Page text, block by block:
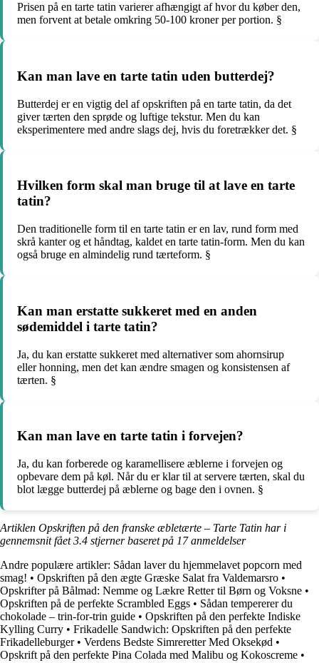
Prisen på en tarte tatin varierer afhængigt af hvor du køber den,
men forvent at betale omkring 50-100 kroner per portion. §
Kan man lave en tarte tatin uden butterdej?
Butterdej er en vigtig del af opskriften på en tarte tatin, da det
giver tærten den sprøde og luftige tekstur. Men du kan
eksperimentere med andre slags dej, hvis du foretrækker det. §
Hvilken form skal man bruge til at lave en tarte
tatin?
Den traditionelle form til en tarte tatin er en lav, rund form med
skrå kanter og et håndtag, kaldet en tarte tatin-form. Men du kan
også bruge en almindelig rund tærteform. §
Kan man erstatte sukkeret med en anden
sødemiddel i tarte tatin?
Ja, du kan erstatte sukkeret med alternativer som ahornsirup
eller honning, men det kan ændre smagen og konsistensen af
tærten. §
Kan man lave en tarte tatin i forvejen?
Ja, du kan forberede og karamellisere æblerne i forvejen og
opbevare dem på køl. Når du er klar til at servere tærten, skal du
blot lægge butterdej på æblerne og bage den i ovnen. §
Artiklen Opskriften på den franske æbletærte – Tarte Tatin har i
gennemsnit fået3.4 stjerner baseret på 17anmeldelser
Andre populære artikler: Sådan laver du hjemmelavet popcorn med
smag! • Opskriften på den ægte Græske Salat fra Valdemarsro •
Opskrifter på Bålmad: Nemme og Lækre Retter til Børn og Voksne •
Opskriften på de perfekte Scrambled Eggs • Sådan tempererer du
chokolade – trin-for-trin guide • Opskriften på den perfekte Indiske
Kylling Curry • Frikadelle Sandwich: Opskriften på den perfekte
Frikadelleburger• Verdens Bedste Simreretter Med Oksekød •
Opskrift på den perfekte Pina Colada med Malibu og Kokoscreme •